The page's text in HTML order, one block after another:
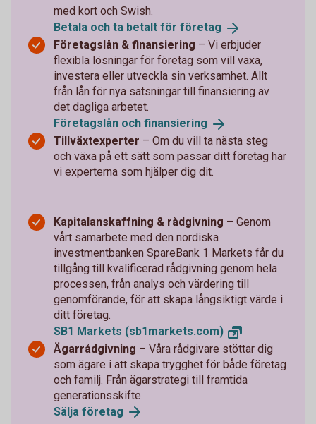
med kort och Swish.
Betala och ta betalt för företag
Företagslån & finansiering – Vi erbjuder
flexibla lösningar för företag som vill växa,
investera eller utveckla sin verksamhet. Allt
från lån för nya satsningar till finansiering av
det dagliga arbetet.
Företagslån och finansiering
Tillväxtexperter – Om du vill ta nästa steg
och växa på ett sätt som passar ditt företag har
vi experterna som hjälper dig dit.
Kapitalanskaffning & rådgivning – Genom
vårt samarbete med den nordiska
investmentbanken SpareBank 1 Markets får du
tillgång till kvalificerad rådgivning genom hela
processen, från analys och värdering till
genomförande, för att skapa långsiktigt värde i
ditt företag.
SB1 Markets (sb1markets.com)
Ägarrådgivning – Våra rådgivare stöttar dig
som ägare i att skapa trygghet för både företag
och familj. Från ägarstrategi till framtida
generationsskifte.
Sälja företag